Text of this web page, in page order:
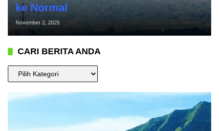
ke Normal
November 2, 2025
CARI BERITA ANDA
CARI
BERITA